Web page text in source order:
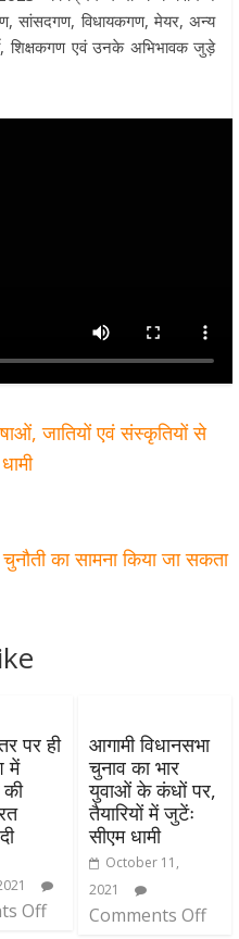
सांसदगण, विधायकगण, मेयर, अन्य
शिक्षकगण एवं उनके अभिभावक जुड़े
जातियों एवं संस्कृतियों से
का सामना किया जा सकता
पर ही
में
Off
आगामी विधानसभा
चुनाव का भार
युवाओं के कंधों पर,
तैयारियों में जुटेंः
सीएम धामी
October 11,
2021
Comments Off